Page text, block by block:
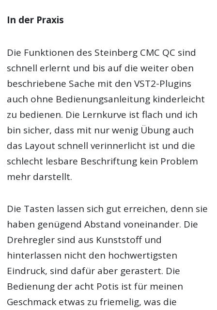
In der Praxis
Die Funktionen des Steinberg CMC QC sind
schnell erlernt und bis auf die weiter oben
beschriebene Sache mit den VST2-Plugins
auch ohne Bedienungsanleitung kinderleicht
zu bedienen. Die Lernkurve ist flach und ich
bin sicher, dass mit nur wenig Übung auch
das Layout schnell verinnerlicht ist und die
schlecht lesbare Beschriftung kein Problem
mehr darstellt.
Die Tasten lassen sich gut erreichen, denn sie
haben genügend Abstand voneinander. Die
Drehregler sind aus Kunststoff und
hinterlassen nicht den hochwertigsten
Eindruck, sind dafür aber gerastert. Die
Bedienung der acht Potis ist für meinen
Geschmack etwas zu friemelig, was die